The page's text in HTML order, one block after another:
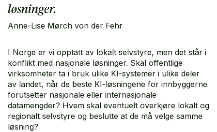
løsninger.
Anne-Lise Mørch von der Fehr
I Norge er vi opptatt av lokalt selvstyre, men det står i
konflikt med nasjonale løsninger. Skal offentlige
virksomheter ta i bruk ulike KI-systemer i ulike deler
av landet, når de beste KI-løsningene for innbyggerne
forutsetter nasjonale eller internasjonale
datamengder? Hvem skal eventuelt overkjøre lokalt og
regionalt selvstyre og beslutte at de må velge samme
løsning?